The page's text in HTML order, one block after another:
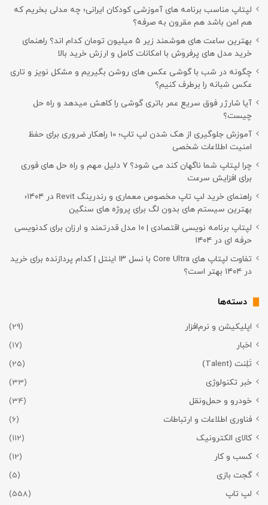
لپتاپ مناسب برنامه های آموزشی کودکان ایرانی؛ چه مدلی بخریم که
هم امن باشد هم مقرون به صرفه؟
بهترین ساعت های هوشمند زیر ۵ میلیون تومان کدام اند؟ راهنمای
خرید مدل های پرفروش با امکانات کامل و ارزش خرید بالا
چگونه در شب با گوشی عکس های روشن بگیریم و مشکل نویز و تاری
عکس شبانه را برطرف کنیم؟
آیا شارژر فوق سریع عمر باتری گوشی را کاهش میدهد و راه حل
چیست؟
آموزش جلوگیری از هک شدن لپ تاپ؛ 10 راهکار ضروری برای حفظ
امنیت اطلاعات شخصی
چرا لپتاپ شما ناگهان کند می شود؟ ۷ دلیل مهم و راه حل های فوری
برای افزایش سرعت
راهنمای خرید لپ تاپ مخصوص معماری و رندرینگ Revit در ۱۴۰۴؛
بهترین سیستم های بدون لگ برای پروژه های سنگین
لپتاپ برنامه نویسی اقتصادی | ۱۰ مدل قدرتمند و ارزان برای کدنویسی
حرفه ای در ۱۴۰۴
تفاوت لپتاپ های Core Ultra با نسل ۱۳ اینتل | کدام پردازنده برای خرید
در ۱۴۰۴ بهتر است؟
دسته‌ها
اپلیکیشن و نرم‌افزار
(29)
اخبار
(17)
تَلِنت (Talent)
(25)
خبر تکنولوژی
(33)
خودرو و حمل‌و‌نقل
(34)
فناوری اطلاعات و ارتباطات
(6)
کالای الکترونیک
(112)
کسب و کار
(12)
گجت بازی
(5)
لپ تاپ
(558)